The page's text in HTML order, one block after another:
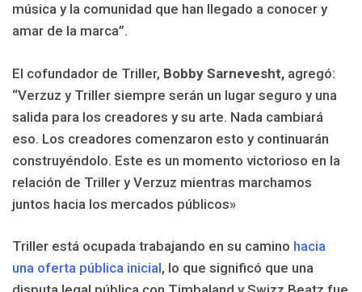
música y la comunidad que han llegado a conocer y
amar de la marca”.
El cofundador de Triller, Bobby Sarnevesht, agregó:
“Verzuz y Triller siempre serán un lugar seguro y una
salida para los creadores y su arte. Nada cambiará
eso. Los creadores comenzaron esto y continuarán
construyéndolo. Este es un momento victorioso en la
relación de Triller y Verzuz mientras marchamos
juntos hacia los mercados públicos»
Triller está ocupada trabajando en su camino hacia
una oferta pública inicial, lo que significó que una